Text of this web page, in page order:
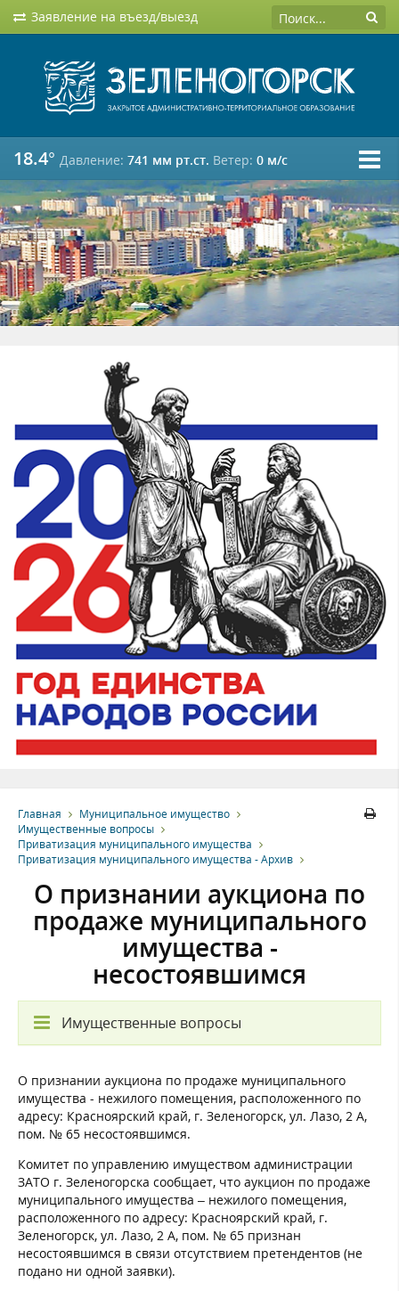
Заявление на въезд/выезд
18.4° Давление: 741 мм рт.ст. Ветер: 0 м/c
Главная
Муниципальное имущество
Имущественные вопросы
Приватизация муниципального имущества
Приватизация муниципального имущества - Архив
О признании аукциона по
продаже муниципального
имущества -
несостоявшимся
Имущественные вопросы
О признании аукциона по продаже муниципального
имущества - нежилого помещения, расположенного по
адресу: Красноярский край, г. Зеленогорск, ул. Лазо, 2 А,
пом. № 65 несостоявшимся.
Комитет по управлению имуществом администрации
ЗАТО г. Зеленогорска сообщает, что аукцион по продаже
муниципального имущества – нежилого помещения,
расположенного по адресу: Красноярский край, г.
Зеленогорск, ул. Лазо, 2 А, пом. № 65 признан
несостоявшимся в связи отсутствием претендентов (не
подано ни одной заявки).